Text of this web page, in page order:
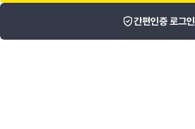
간편인증 로그인